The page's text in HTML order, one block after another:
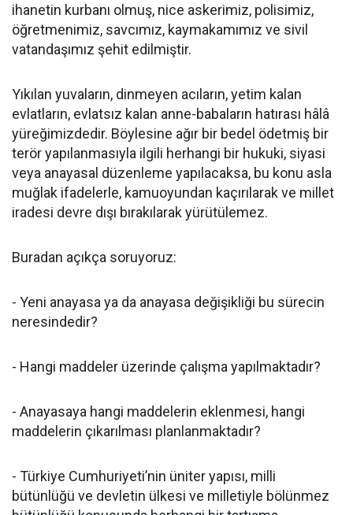
ihanetin kurbanı olmuş, nice askerimiz, polisimiz,
öğretmenimiz, savcımız, kaymakamımız ve sivil
vatandaşımız şehit edilmiştir.
Yıkılan yuvaların, dinmeyen acıların, yetim kalan
evlatların, evlatsız kalan anne-babaların hatırası hâlâ
yüreğimizdedir. Böylesine ağır bir bedel ödetmiş bir
terör yapılanmasıyla ilgili herhangi bir hukuki, siyasi
veya anayasal düzenleme yapılacaksa, bu konu asla
muğlak ifadelerle, kamuoyundan kaçırılarak ve millet
iradesi devre dışı bırakılarak yürütülemez.
Buradan açıkça soruyoruz:
- Yeni anayasa ya da anayasa değişikliği bu sürecin
neresindedir?
- Hangi maddeler üzerinde çalışma yapılmaktadır?
- Anayasaya hangi maddelerin eklenmesi, hangi
maddelerin çıkarılması planlanmaktadır?
- Türkiye Cumhuriyeti’nin üniter yapısı, milli
bütünlüğü ve devletin ülkesi ve milletiyle bölünmez